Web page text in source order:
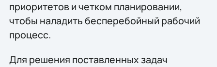
приоритетов и четком планировании,
чтобы наладить бесперебойный рабочий
процесс.
Для решения поставленных задач